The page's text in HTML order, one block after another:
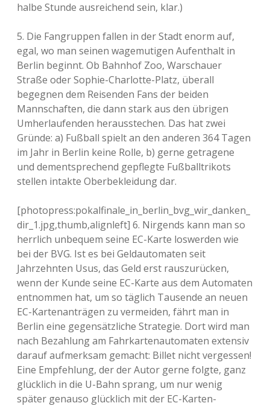
halbe Stunde ausreichend sein, klar.)
5. Die Fangruppen fallen in der Stadt enorm auf,
egal, wo man seinen wagemutigen Aufenthalt in
Berlin beginnt. Ob Bahnhof Zoo, Warschauer
Straße oder Sophie-Charlotte-Platz, überall
begegnen dem Reisenden Fans der beiden
Mannschaften, die dann stark aus den übrigen
Umherlaufenden herausstechen. Das hat zwei
Gründe: a) Fußball spielt an den anderen 364 Tagen
im Jahr in Berlin keine Rolle, b) gerne getragene
und dementsprechend gepflegte Fußballtrikots
stellen intakte Oberbekleidung dar.
[photopress:pokalfinale_in_berlin_bvg_wir_danken_
dir_1.jpg,thumb,alignleft] 6. Nirgends kann man so
herrlich unbequem seine EC-Karte loswerden wie
bei der BVG. Ist es bei Geldautomaten seit
Jahrzehnten Usus, das Geld erst rauszurücken,
wenn der Kunde seine EC-Karte aus dem Automaten
entnommen hat, um so täglich Tausende an neuen
EC-Kartenanträgen zu vermeiden, fährt man in
Berlin eine gegensätzliche Strategie. Dort wird man
nach Bezahlung am Fahrkartenautomaten extensiv
darauf aufmerksam gemacht: Billet nicht vergessen!
Eine Empfehlung, der der Autor gerne folgte, ganz
glücklich in die U-Bahn sprang, um nur wenig
später genauso glücklich mit der EC-Karten-